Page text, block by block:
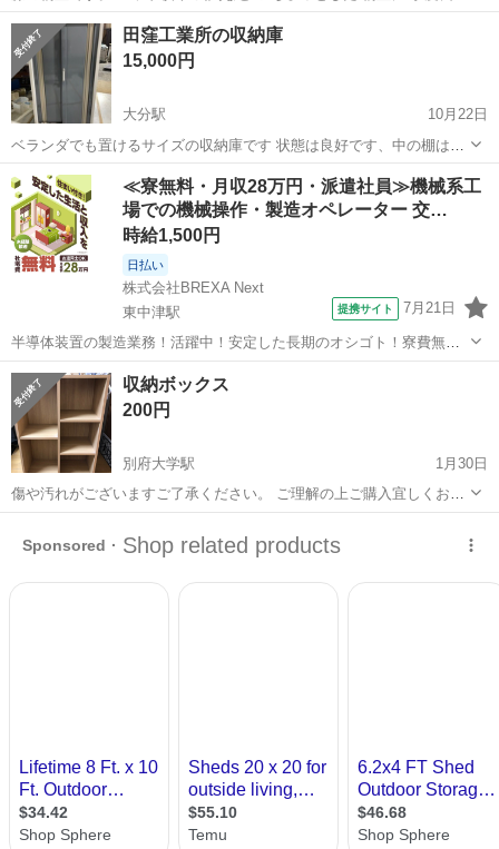
かと思います。 高さ 72cm(一番高い) 幅 37cm(一番広い) 奥行
32cm(一番広い) キズ有り 取りに来られる方 よろしくお願いい...
大分 大分市 豊後国分駅 収納家具
田窪工業所の収納庫
15,000円
大分駅
10月22日
ベランダでも置けるサイズの収納庫です 状態は良好です、中の棚は写
真の通り縦置き式です 棚位置はお好きな様に変えられます 鍵はありま
せん サイズは、幅 928 × 奥行 795 × 高さ 1600 外寸 ネットで、田窪工
業所/...
大分 大分市 大分駅 収納家具 ベランダ
≪寮無料・月収28万円・派遣社員≫機械系工
場での機械操作・製造オペレーター 交…
時給1,500円
日払い
株式会社BREXA Next
東中津駅
提携サイト 7月21日
半導体装置の製造業務！活躍中！安定した長期のオシゴト！寮費無料
★赴任旅費会社負担◎20代～40代の男性活躍中★未経験活躍中！高時
給1,500円！《大分県中津市》 人気の工場のお仕事 ◇半導体装置内部
のシート製造◇ ＊クリー...
大分 中津市 東中津駅
収納ボックス
200円
別府大学駅
1月30日
傷や汚れがございますご了承ください。 ご理解の上ご購入宜しくお願
いします。